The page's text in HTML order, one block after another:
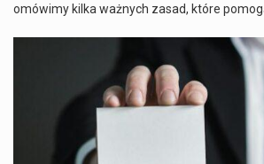
omówimy kilka ważnych zasad, które